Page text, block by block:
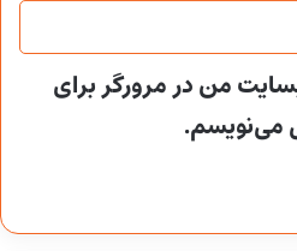
من در مرورگر برای
می‌نویسم.